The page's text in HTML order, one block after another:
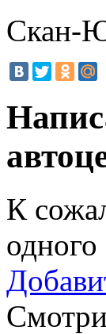
Скан-
К
одного